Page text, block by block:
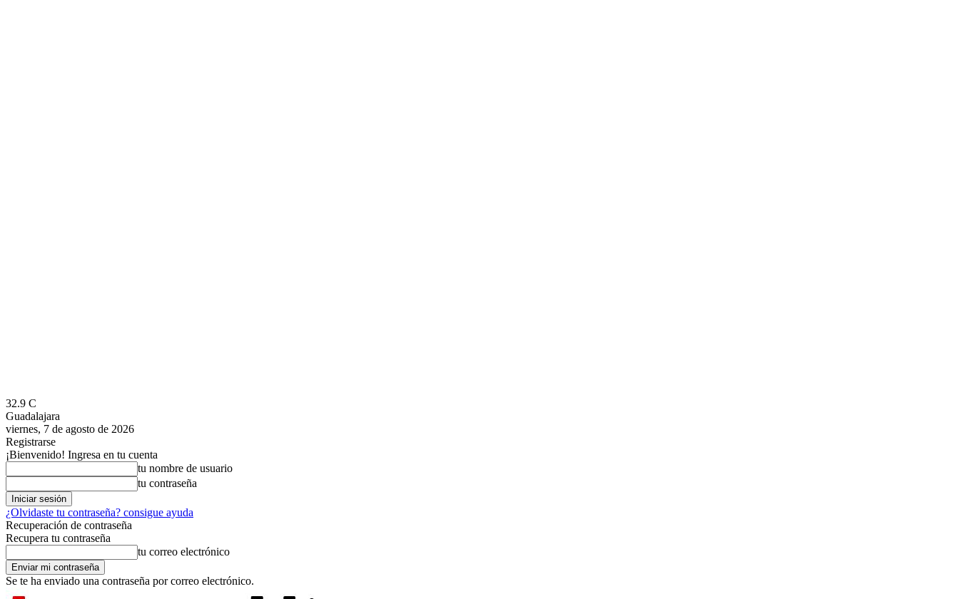
32.9 C
Guadalajara
viernes, 7 de agosto de 2026
Registrarse
¡Bienvenido! Ingresa en tu cuenta
tu nombre de usuario
tu contraseña
¿Olvidaste tu contraseña? consigue ayuda
Recuperación de contraseña
Recupera tu contraseña
tu correo electrónico
Se te ha enviado una contraseña por correo electrónico.